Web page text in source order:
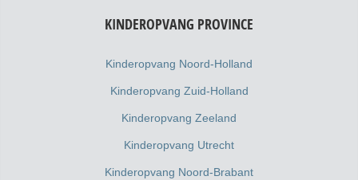
KINDEROPVANG PROVINCE
Kinderopvang Noord-Holland
Kinderopvang Zuid-Holland
Kinderopvang Zeeland
Kinderopvang Utrecht
Kinderopvang Noord-Brabant